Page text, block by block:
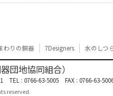
わりの銅器 7Designers 水のしつ
団地協同組合）
1 TEL : 0766-63-5005 FAX : 0766-63-
reserved.